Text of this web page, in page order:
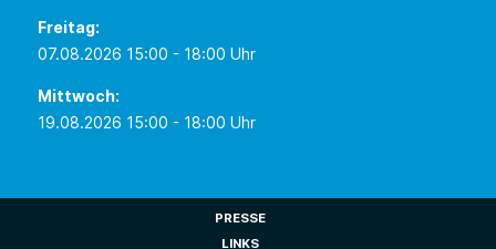
Freitag:
07.08.2026 15:00 - 18:00 Uhr
Mittwoch:
19.08.2026 15:00 - 18:00 Uhr
PRESSE
LINKS